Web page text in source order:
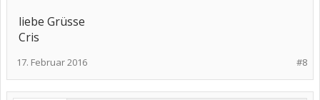
liebe Grüsse
Cris
#8
17. Februar 2016